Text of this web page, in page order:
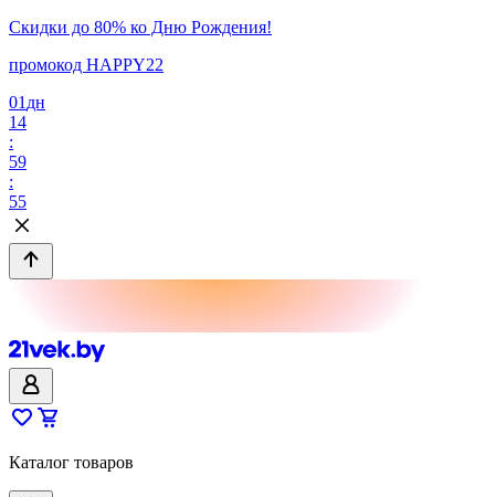
Скидки до 80% ко Дню Рождения!
промокод HAPPY22
01 дн
14
:
59
:
55
Каталог товаров